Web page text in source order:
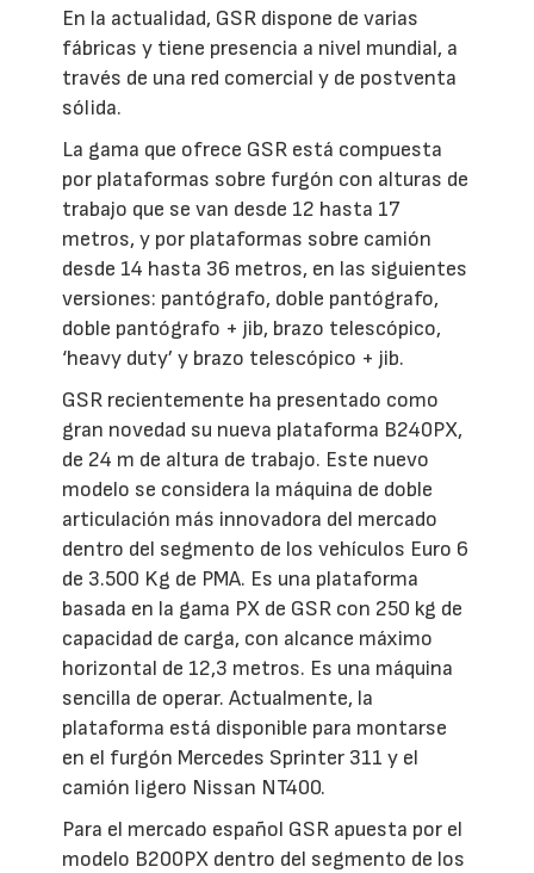
En la actualidad, GSR dispone de varias
fábricas y tiene presencia a nivel mundial, a
través de una red comercial y de postventa
sólida.
La gama que ofrece GSR está compuesta
por plataformas sobre furgón con alturas de
trabajo que se van desde 12 hasta 17
metros, y por plataformas sobre camión
desde 14 hasta 36 metros, en las siguientes
versiones: pantógrafo, doble pantógrafo,
doble pantógrafo + jib, brazo telescópico,
‘heavy duty’ y brazo telescópico + jib.
GSR recientemente ha presentado como
gran novedad su nueva plataforma B240PX,
de 24 m de altura de trabajo. Este nuevo
modelo se considera la máquina de doble
articulación más innovadora del mercado
dentro del segmento de los vehículos Euro 6
de 3.500 Kg de PMA. Es una plataforma
basada en la gama PX de GSR con 250 kg de
capacidad de carga, con alcance máximo
horizontal de 12,3 metros. Es una máquina
sencilla de operar. Actualmente, la
plataforma está disponible para montarse
en el furgón Mercedes Sprinter 311 y el
camión ligero Nissan NT400.
Para el mercado español GSR apuesta por el
modelo B200PX dentro del segmento de los